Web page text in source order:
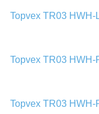
Topvex TR03 HWH-
Topvex TR03 HWH-
Topvex TR03 HWH-